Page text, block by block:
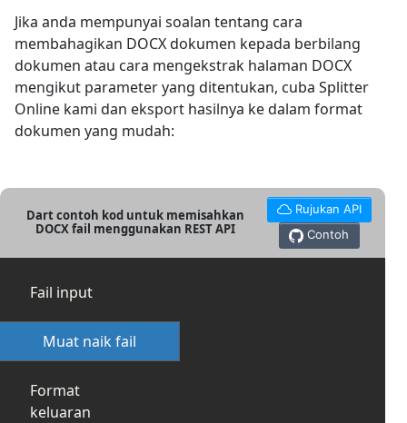
Jika anda mempunyai soalan tentang cara
membahagikan DOCX dokumen kepada berbilang
dokumen atau cara mengekstrak halaman DOCX
mengikut parameter yang ditentukan, cuba Splitter
Online kami dan eksport hasilnya ke dalam format
dokumen yang mudah:
Dart contoh kod untuk memisahkan
DOCX fail menggunakan REST API
Rujukan API
Contoh
Fail input
Muat naik fail
Format
keluaran